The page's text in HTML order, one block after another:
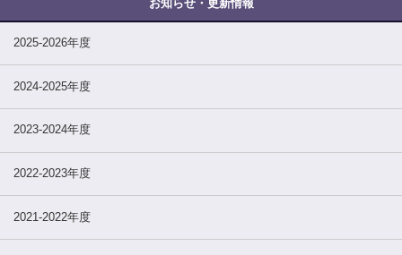
2025-2026年度
2024-2025年度
2023-2024年度
2022-2023年度
2021-2022年度